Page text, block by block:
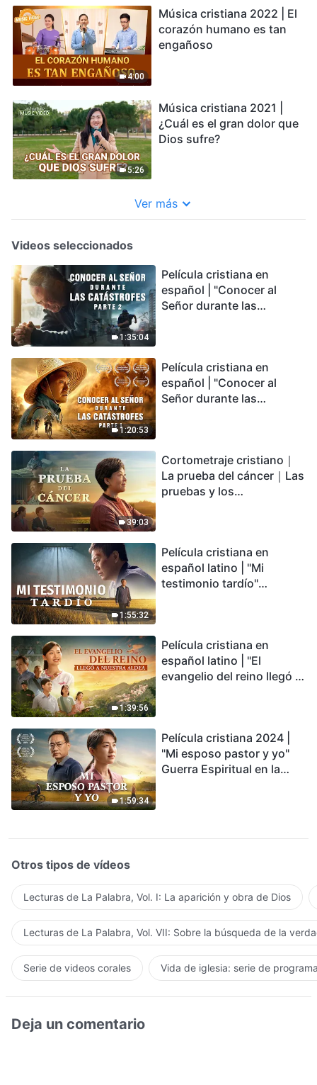
4:00
Música cristiana 2022 | El
corazón humano es tan
engañoso
5:26
Música cristiana 2021 |
¿Cuál es el gran dolor que
Dios sufre?
Ver más
Videos seleccionados
1:35:04
Película cristiana en
español | "Conocer al
Señor durante las
podemos sobrevivir?
1:20:53
Película cristiana en
español | "Conocer al
Señor durante las
encontrarás refugio?
39:03
Cortometraje cristiano｜
La prueba del cáncer｜Las
pruebas y los
1:55:32
Película cristiana en
español latino | "Mi
testimonio tardío"
conmovedor
1:39:56
Película cristiana en
español latino | "El
evangelio del reino llegó a
1:59:34
Película cristiana 2024 |
"Mi esposo pastor y yo"
Guerra Espiritual en la
Otros tipos de vídeos
Lecturas de La Palabra, Vol. I: La aparición y obra de Dios
Lecturas de La Palabra, Vol. VII: Sobre la búsqueda de la
Serie de videos corales Vida de iglesia: serie de
Deja un comentario